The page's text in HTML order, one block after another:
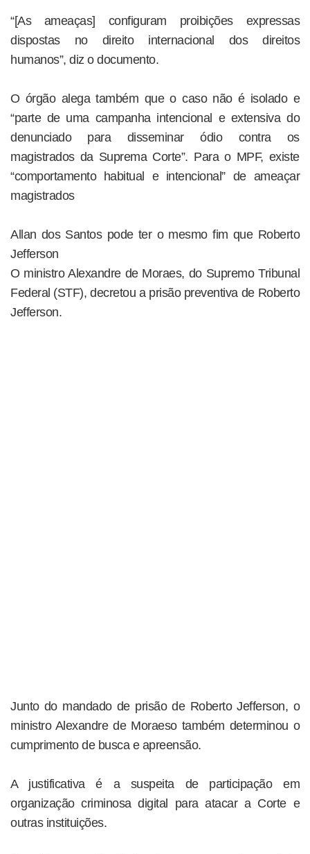
“[As ameaças] configuram proibições expressas
dispostas no direito internacional dos direitos
humanos”, diz o documento.
O órgão alega também que o caso não é isolado e
“parte de uma campanha intencional e extensiva do
denunciado para disseminar ódio contra os
magistrados da Suprema Corte”. Para o MPF, existe
“comportamento habitual e intencional” de ameaçar
magistrados
Allan dos Santos pode ter o mesmo fim que Roberto
Jefferson
O ministro Alexandre de Moraes, do Supremo Tribunal
Federal (STF), decretou a prisão preventiva de Roberto
Jefferson.
Junto do mandado de prisão de Roberto Jefferson, o
ministro Alexandre de Moraeso também determinou o
cumprimento de busca e apreensão.
A justificativa é a suspeita de participação em
organização criminosa digital para atacar a Corte e
outras instituições.